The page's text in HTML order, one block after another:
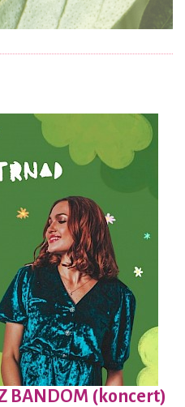
BANDOM (koncert)